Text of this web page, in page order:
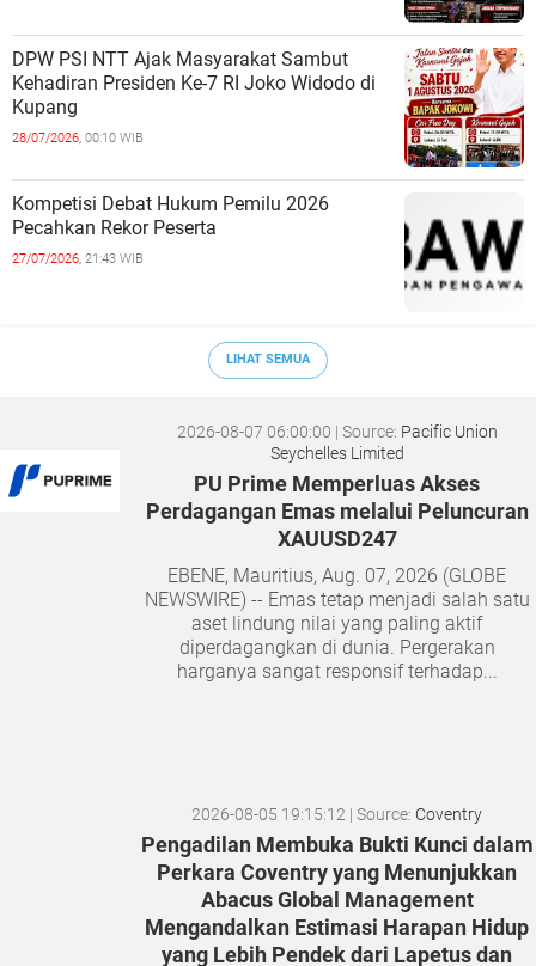
DPW PSI NTT Ajak Masyarakat Sambut
Kehadiran Presiden Ke-7 RI Joko Widodo di
Kupang
28/07/2026, 00:10 WIB
Kompetisi Debat Hukum Pemilu 2026
Pecahkan Rekor Peserta
27/07/2026, 21:43 WIB
LIHAT SEMUA
2026-08-07 06:00:00 | Source: Pacific Union
Seychelles Limited
PU Prime Memperluas Akses
Perdagangan Emas melalui Peluncuran
XAUUSD247
EBENE, Mauritius, Aug. 07, 2026 (GLOBE
NEWSWIRE) -- Emas tetap menjadi salah satu
aset lindung nilai yang paling aktif
diperdagangkan di dunia. Pergerakan
harganya sangat responsif terhadap...
2026-08-05 19:15:12 | Source: Coventry
Pengadilan Membuka Bukti Kunci dalam
Perkara Coventry yang Menunjukkan
Abacus Global Management
Mengandalkan Estimasi Harapan Hidup
yang Lebih Pendek dari Lapetus dan